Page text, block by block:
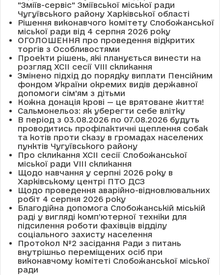
"Зміїв-сервіс" Зміївської міської ради
Чугуївського району Харківської області
Рішення виконавчого комітету Слобожанської
міської ради від 4 серпня 2026 року
ОГОЛОШЕННЯ про проведення відкритих
торгів з Особливостями
Проекти рішень, які планується винести на
розгляд XCII сесії VІІІ скликання
Змінено підхід до порядку виплати Пенсійним
фондом України окремих видів державної
допомоги сім'ям з дітьми
Кожна донація крові — це врятоване життя!
Сальмонельоз: як уберегти себе влітку
В період з 03.08.2026 по 07.08.2026 будуть
проводитись профілактичні щеплення собак
та котів проти сказу в громадах населених
пунктів Чугуївського району
Про скликання XCII сесії Слобожанської
міської ради VIII скликання
Щодо навчання у серпні 2026 року в
Харківському центрі ПТО ДСЗ
Щодо проведення аварійно-відновлювальних
робіт 4 серпня 2026 року
Благодійна допомога Слобожанській міській
раді у вигляді комп’ютерної техніки для
підсилення роботи фахівців відділу
соціального захисту населення
Протокол №2 засідання Ради з питань
внутрішньо переміщених осіб при
виконавчому комітеті Слобожанської міської
ради